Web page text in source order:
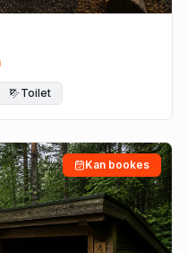
Toilet
Kan bookes